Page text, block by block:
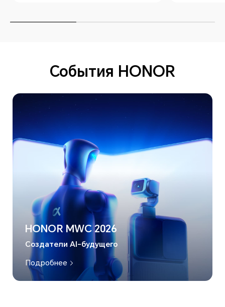
События HONOR
HONOR MWC 2026
Создатели AI-будущего
Подробнее